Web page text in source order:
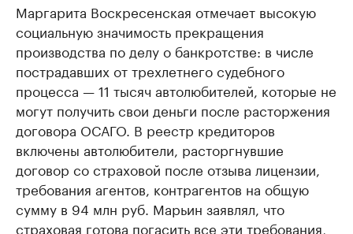
Маргарита Воскресенская отмечает высокую
социальную значимость прекращения
производства по делу о банкротстве: в числе
пострадавших от трехлетнего судебного
процесса — 11 тысяч автолюбителей, которые не
могут получить свои деньги после расторжения
договора ОСАГО. В реестр кредиторов
включены автолюбители, расторгнувшие
договор со страховой после отзыва лицензии,
требования агентов, контрагентов на общую
сумму в 94 млн руб. Марьин заявлял, что
страховая готова погасить все эти требования,